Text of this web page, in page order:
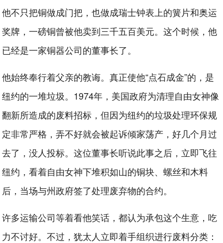
他不只把铜做成门把，也做成瑞士钟表上的簧片和奥运
奖牌，一磅铜曾被他卖到三千五百美元。这个时候，他
已经是一家铜器公司的董事长了。
他始终奉行着父亲的教诲。真正使他“点石成金”的，是
纽约的一堆垃圾。1974年，美国政府为清理自由女神像
翻新所造成的废料招标，但因为纽约的垃圾处理环保规
定非常严格，弄不好就会被起诉倾家荡产，好几个月过
去了，没人投标。这位董事长听说此事之后，立即飞往
纽约，看着自由女神下堆积如山的铜块、螺丝和木料
后，当场与州政府签了处理废弃物的合约。
许多运输公司等着看他笑话，都认为承包这个生意，吃
力不讨好。不过，犹太人立即着手组织进行废料分类：